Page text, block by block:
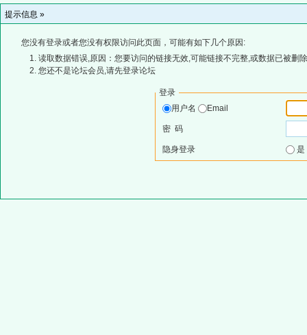
提示信息 »
您没有登录或者您没有权限访问此页面，可能有如下几个原因:
读取数据错误,原因：您要访问的链接无效,可能链接不完整,或数据已被删
您还不是论坛会员,请先登录论坛
登录
用户名
Email
密 码
隐身登录